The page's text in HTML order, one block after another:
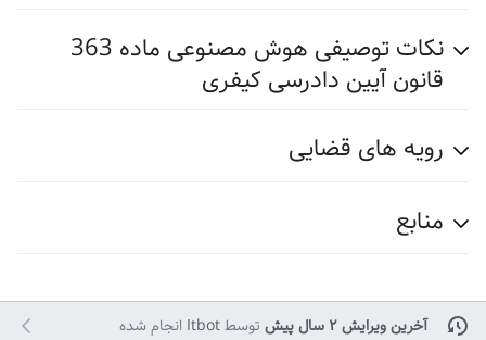
نکات توصیفی هوش مصنوعی ماده 363
قانون آیین دادرسی کیفری
رویه های قضایی
منابع
آخرین ویرایش ۲ سال پیش توسطItbot انجام شده